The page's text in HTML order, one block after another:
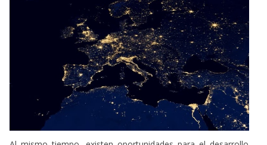
Al mismo tiempo, existen oportunidades para el desarrollo